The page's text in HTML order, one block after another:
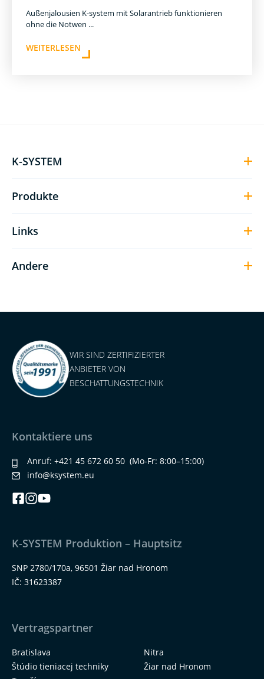
Außenjalousien K-system mit Solarantrieb funktionieren
ohne die Notwen ...
WEITERLESEN
K-SYSTEM
Produkte
Links
Andere
WIR SIND ZERTIFIZIERTER
ANBIETER VON
BESCHATTUNGSTECHNIK
Kontaktiere uns
Anruf: +421 45 672 60 50 (Mo-Fr: 8:00–15:00)
info@ksystem.eu
K-SYSTEM Produktion – Hauptsitz
SNP 2780/170a, 96501 Žiar nad Hronom
IČ: 31623387
Vertragspartner
Bratislava
Nitra
Štúdio tieniacej techniky
Žiar nad Hronom